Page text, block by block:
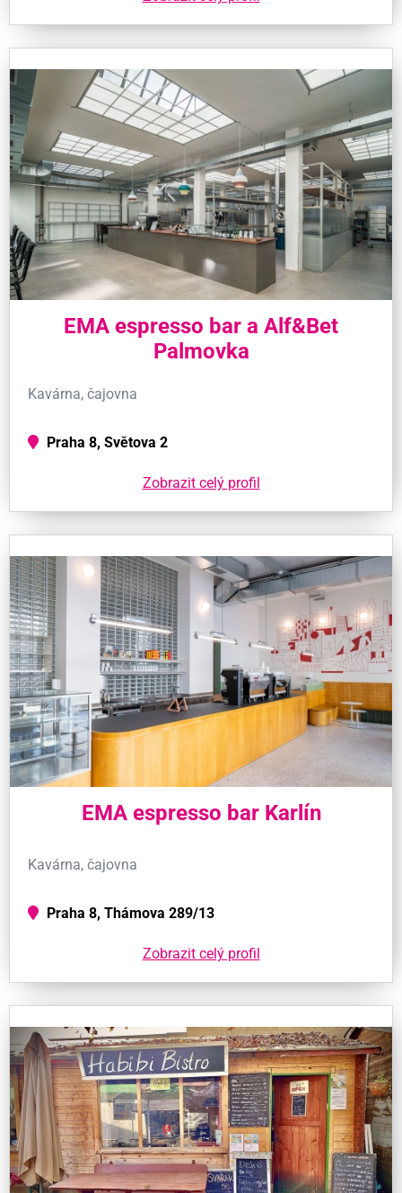
EMA espresso bar a Alf&Bet
Palmovka
Kavárna, čajovna
Praha 8, Světova 2
Zobrazit celý profil
EMA espresso bar Karlín
Kavárna, čajovna
Praha 8, Thámova 289/13
Zobrazit celý profil